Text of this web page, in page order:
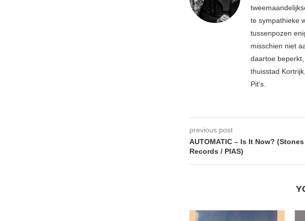
te sympathieke
tussenpozen
misschien niet
daartoe
thuisstad
Pit's.
previous post
AUTOMATIC – Is It Now?
Records / PIAS)